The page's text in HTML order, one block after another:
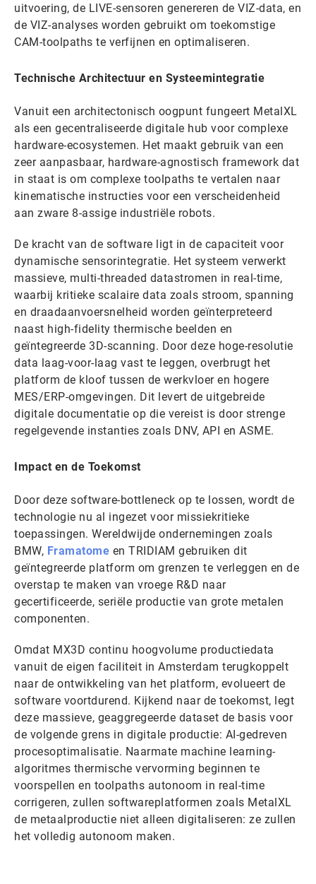
uitvoering, de LIVE-sensoren genereren de VIZ-data, en
de VIZ-analyses worden gebruikt om toekomstige
CAM-toolpaths te verfijnen en optimaliseren.
Technische Architectuur en Systeemintegratie
Vanuit een architectonisch oogpunt fungeert MetalXL
als een gecentraliseerde digitale hub voor complexe
hardware-ecosystemen. Het maakt gebruik van een
zeer aanpasbaar, hardware-agnostisch framework dat
in staat is om complexe toolpaths te vertalen naar
kinematische instructies voor een verscheidenheid
aan zware 8-assige industriële robots.
De kracht van de software ligt in de capaciteit voor
dynamische sensorintegratie. Het systeem verwerkt
massieve, multi-threaded datastromen in real-time,
waarbij kritieke scalaire data zoals stroom, spanning
en draadaanvoersnelheid worden geïnterpreteerd
naast high-fidelity thermische beelden en
geïntegreerde 3D-scanning. Door deze hoge-resolutie
data laag-voor-laag vast te leggen, overbrugt het
platform de kloof tussen de werkvloer en hogere
MES/ERP-omgevingen. Dit levert de uitgebreide
digitale documentatie op die vereist is door strenge
regelgevende instanties zoals DNV, API en ASME.
Impact en de Toekomst
Door deze software-bottleneck op te lossen, wordt de
technologie nu al ingezet voor missiekritieke
toepassingen. Wereldwijde ondernemingen zoals
BMW, Framatome en TRIDIAM gebruiken dit
geïntegreerde platform om grenzen te verleggen en de
overstap te maken van vroege R&D naar
gecertificeerde, seriële productie van grote metalen
componenten.
Omdat MX3D continu hoogvolume productiedata
vanuit de eigen faciliteit in Amsterdam terugkoppelt
naar de ontwikkeling van het platform, evolueert de
software voortdurend. Kijkend naar de toekomst, legt
deze massieve, geaggregeerde dataset de basis voor
de volgende grens in digitale productie: AI-gedreven
procesoptimalisatie. Naarmate machine learning-
algoritmes thermische vervorming beginnen te
voorspellen en toolpaths autonoom in real-time
corrigeren, zullen softwareplatformen zoals MetalXL
de metaalproductie niet alleen digitaliseren: ze zullen
het volledig autonoom maken.